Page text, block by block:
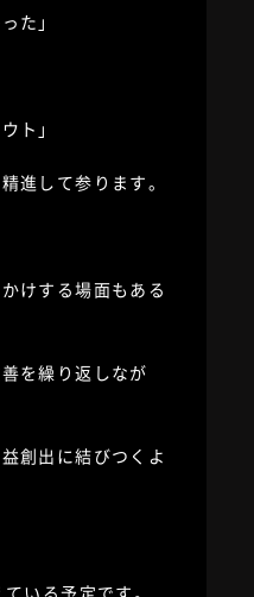
た」
ト」
進して参ります。
けする場面もある
を繰り返しなが
創出に結びつくよ
いる予定です。